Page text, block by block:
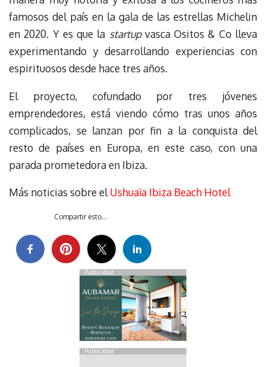
famosos del país en la gala de las estrellas Michelin
en 2020. Y es que la startup vasca Ositos & Co lleva
experimentando y desarrollando experiencias con
espirituosos desde hace tres años.
El proyecto, cofundado por tres jóvenes
emprendedores, está viendo cómo tras unos años
complicados, se lanzan por fin a la conquista del
resto de países en Europa, en este caso, con una
parada prometedora en Ibiza.
Más noticias sobre elUshuaïa Ibiza Beach Hotel
Compartir esto...
Publicidad
Publicidad